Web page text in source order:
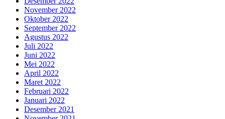
November 2022
Oktober 2022
September 2022
Agustus 2022
Juli 2022
Juni 2022
Mei 2022
April 2022
Maret 2022
Februari 2022
Januari 2022
Desember 2021